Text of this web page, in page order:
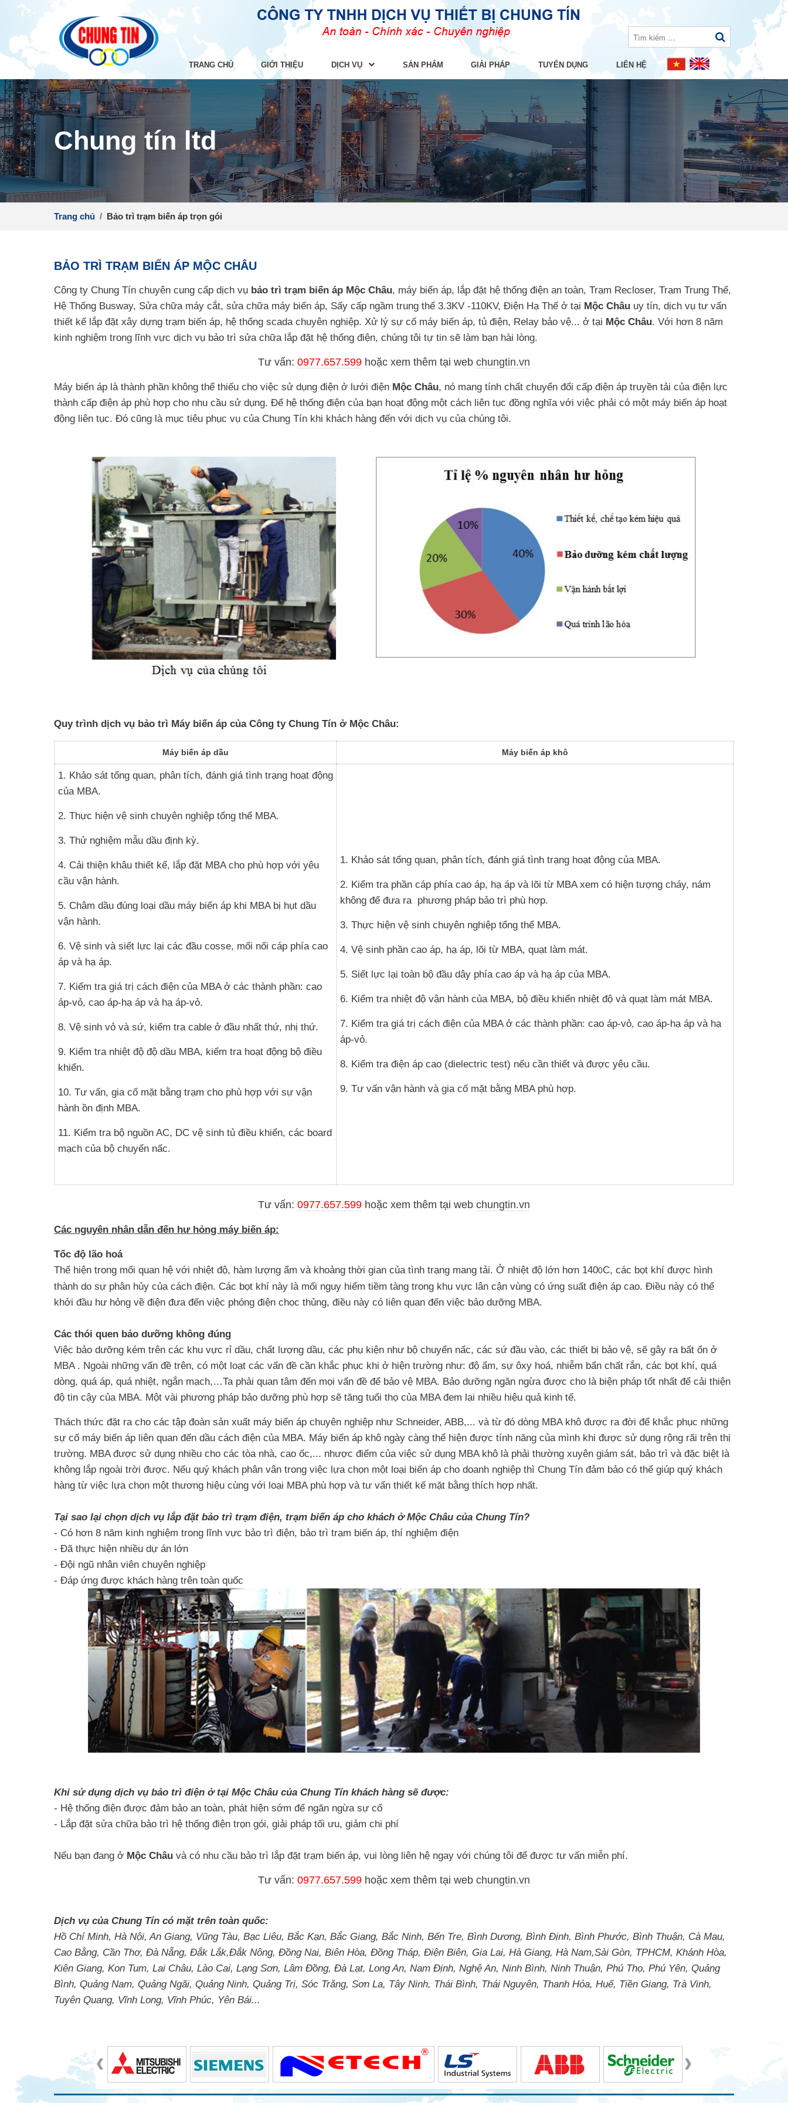
TRANG CHỦ GIỚI THIỆU DỊCH VỤ SẢN PHẨM GIẢI PHÁP TUYỂN DỤNG LIÊN HỆ
Chung tín ltd
Trang chủ / Bảo trì trạm biến áp trọn gói
BẢO TRÌ TRẠM BIẾN ÁP MỘC CHÂU
Công ty Chung Tín chuyên cung cấp dịch vụ bảo trì trạm biến áp Mộc Châu, máy biến áp, lắp đặt hệ thống điện an toàn, Trạm Recloser, Trạm Trung Thế,
Hệ Thống Busway, Sửa chữa máy cắt, sửa chữa máy biến áp, Sấy cấp ngầm trung thế 3.3KV -110KV, Điện Hạ Thế ở tại Mộc Châu uy tín, dịch vụ tư vấn
thiết kế lắp đặt xây dựng trạm biến áp, hệ thống scada chuyên nghiệp. Xử lý sự cố máy biến áp, tủ điện, Relay bảo vệ... ở tại Mộc Châu. Với hơn 8 năm
kinh nghiệm trong lĩnh vực dịch vụ bảo trì sửa chữa lắp đặt hệ thống điện, chúng tôi tự tin sẽ làm bạn hài lòng.
Tư vấn: 0977.657.599 hoặc xem thêm tại web chungtin.vn
Máy biến áp là thành phần không thể thiếu cho việc sử dụng điện ở lưới điện Mộc Châu, nó mang tính chất chuyển đổi cấp điện áp truyền tải của điện lực
thành cấp điện áp phù hợp cho nhu cầu sử dụng. Để hệ thống điện của bạn hoạt động một cách liên tục đồng nghĩa với việc phải có một máy biến áp hoạt
động liên tục. Đó cũng là mục tiêu phục vụ của Chung Tín khi khách hàng đến với dịch vụ của chúng tôi.
Quy trình dịch vụ bảo trì Máy biến áp của Công ty Chung Tín ở Mộc Châu:
Máy biến áp dầu Máy biến áp khô
1. Khảo sát tổng quan, phân tích, đánh giá tình trạng hoạt động
của MBA.
2. Thực hiện vệ sinh chuyên nghiệp tổng thể MBA.
3. Thử nghiệm mẫu dầu định kỳ.
4. Cải thiện khâu thiết kế, lắp đặt MBA cho phù hợp với yêu
cầu vận hành.
5. Châm dầu đúng loại dầu máy biến áp khi MBA bị hụt dầu
vận hành.
6. Vệ sinh và siết lực lại các đầu cosse, mối nối cáp phía cao
áp và hạ áp.
7. Kiểm tra giá trị cách điện của MBA ở các thành phần: cao
áp-vỏ, cao áp-hạ áp và hạ áp-vỏ.
8. Vệ sinh vỏ và sứ, kiểm tra cable ở đầu nhất thứ, nhị thứ.
9. Kiểm tra nhiệt độ độ dầu MBA, kiểm tra hoạt động bộ điều
khiển.
10. Tư vấn, gia cố mặt bằng trạm cho phù hợp với sự vận
hành ồn định MBA.
11. Kiểm tra bộ nguồn AC, DC vệ sinh tủ điều khiển, các board
mạch của bộ chuyển nấc.
1. Khảo sát tổng quan, phân tích, đánh giá tình trạng hoạt động của MBA.
2. Kiểm tra phần cáp phía cao áp, hạ áp và lõi từ MBA xem có hiện tượng cháy, nám
không để đưa ra phương pháp bảo trì phù hợp.
3. Thực hiện vệ sinh chuyên nghiệp tổng thể MBA.
4. Vệ sinh phần cao áp, hạ áp, lõi từ MBA, quạt làm mát.
5. Siết lực lại toàn bộ đầu dây phía cao áp và hạ áp của MBA.
6. Kiểm tra nhiệt độ vận hành của MBA, bộ điều khiển nhiệt độ và quạt làm mát MBA.
7. Kiểm tra giá trị cách điện của MBA ở các thành phần: cao áp-vỏ, cao áp-hạ áp và hạ
áp-vỏ.
8. Kiểm tra điện áp cao (dielectric test) nếu cần thiết và được yêu cầu.
9. Tư vấn vận hành và gia cố mặt bằng MBA phù hợp.
Tư vấn: 0977.657.599 hoặc xem thêm tại web chungtin.vn
Các nguyên nhân dẫn đến hư hỏng máy biến áp:
Tốc độ lão hoá
Thể hiện trong mối quan hệ với nhiệt độ, hàm lượng ẩm và khoảng thời gian của tình trạng mang tải. Ở nhiệt độ lớn hơn 1400C, các bọt khí được hình
thành do sự phân hủy của cách điện. Các bọt khí này là mối nguy hiểm tiềm tàng trong khu vực lân cận vùng có ứng suất điện áp cao. Điều này có thể
khởi đầu hư hỏng về điện đưa đến việc phóng điện chọc thủng, điều này có liên quan đến việc bảo dưỡng MBA.
Các thói quen bảo dưỡng không đúng
Việc bảo dưỡng kém trên các khu vực rỉ dầu, chất lượng dầu, các phụ kiện như bộ chuyển nấc, các sứ đầu vào, các thiết bị bảo vệ, sẽ gây ra bất ổn ở
MBA . Ngoài những vấn đề trên, có một loạt các vấn đề cần khắc phục khi ở hiện trường như: độ ẩm, sự ôxy hoá, nhiễm bẩn chất rắn, các bọt khí, quá
dòng, quá áp, quá nhiệt, ngắn mạch,…Ta phải quan tâm đến mọi vấn đề để bảo vệ MBA. Bảo dưỡng ngăn ngừa được cho là biện pháp tốt nhất để cải thiện
độ tin cậy của MBA. Một vài phương pháp bảo dưỡng phù hợp sẽ tăng tuổi thọ của MBA đem lại nhiều hiệu quả kinh tế.
Thách thức đặt ra cho các tập đoàn sản xuất máy biến áp chuyên nghiệp như Schneider, ABB,... và từ đó dòng MBA khô được ra đời để khắc phục những
sự cố máy biến áp liên quan đến dầu cách điện của MBA. Máy biến áp khô ngày càng thể hiện được tính năng của mình khi được sử dụng rộng rãi trên thị
trường. MBA được sử dụng nhiều cho các tòa nhà, cao ốc,... nhược điểm của việc sử dụng MBA khô là phải thường xuyên giám sát, bảo trì và đặc biệt là
không lắp ngoài trời được. Nếu quý khách phân vân trong việc lựa chọn một loại biến áp cho doanh nghiệp thì Chung Tín đảm bảo có thể giúp quý khách
hàng từ việc lựa chọn một thương hiệu cùng với loại MBA phù hợp và tư vấn thiết kế mặt bằng thích hợp nhất.
Tại sao lại chọn dịch vụ lắp đặt bảo trì trạm điện, trạm biến áp cho khách ở Mộc Châu của Chung Tín?
- Có hơn 8 năm kinh nghiệm trong lĩnh vực bảo trì điện, bảo trì trạm biến áp, thí nghiệm điện
- Đã thực hiện nhiều dự án lớn
- Đội ngũ nhân viên chuyên nghiệp
- Đáp ứng được khách hàng trên toàn quốc
Khi sử dụng dịch vụ bảo trì điện ở tại Mộc Châu của Chung Tín khách hàng sẽ được:
- Hệ thống điện được đảm bảo an toàn, phát hiện sớm để ngăn ngừa sự cố
- Lắp đặt sửa chữa bảo trì hệ thống điện trọn gói, giải pháp tối ưu, giảm chi phí
Nếu bạn đang ở Mộc Châu và có nhu cầu bảo trì lắp đặt trạm biến áp, vui lòng liên hệ ngay với chúng tôi để được tư vấn miễn phí.
Tư vấn: 0977.657.599 hoặc xem thêm tại web chungtin.vn
Dịch vụ của Chung Tín có mặt trên toàn quốc:
Hồ Chí Minh, Hà Nội, An Giang, Vũng Tàu, Bạc Liêu, Bắc Kạn, Bắc Giang, Bắc Ninh, Bến Tre, Bình Dương, Bình Định, Bình Phước, Bình Thuận, Cà Mau,
Cao Bằng, Cần Thơ, Đà Nẵng, Đắk Lắk,Đắk Nông, Đồng Nai, Biên Hòa, Đồng Tháp, Điện Biên, Gia Lai, Hà Giang, Hà Nam,Sài Gòn, TPHCM, Khánh Hòa,
Kiên Giang, Kon Tum, Lai Châu, Lào Cai, Lạng Sơn, Lâm Đồng, Đà Lạt, Long An, Nam Định, Nghệ An, Ninh Bình, Ninh Thuận, Phú Thọ, Phú Yên, Quảng
Bình, Quảng Nam, Quảng Ngãi, Quảng Ninh, Quảng Trị, Sóc Trăng, Sơn La, Tây Ninh, Thái Bình, Thái Nguyên, Thanh Hóa, Huế, Tiền Giang, Trà Vinh,
Tuyên Quang, Vĩnh Long, Vĩnh Phúc, Yên Bái...
Bảo trì trạm biến áp Bắc Quang
Bảo trì trạm biến áp Quận Đống Đa
Bảo trì trạm biến áp Tứ Kỳ
Bảo trì trạm biến áp Ninh Giang